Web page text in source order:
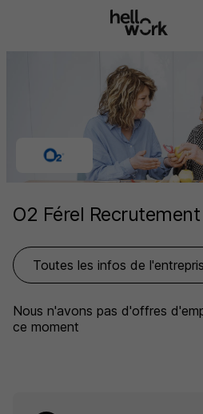
O2 Férel Recrutement
Toutes les infos de
Nous n'avons pas d'offres
ce moment